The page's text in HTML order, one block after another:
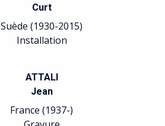
Curt
Suède (1930-2015)
Installation
ATTALI
Jean
France (1937-)